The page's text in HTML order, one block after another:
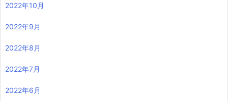
2022年10月
2022年9月
2022年8月
2022年7月
2022年6月